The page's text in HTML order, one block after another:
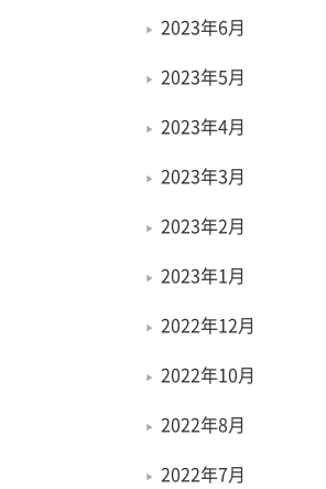
2023年6月
2023年5月
2023年4月
2023年3月
2023年2月
2023年1月
2022年12月
2022年10月
2022年8月
2022年7月